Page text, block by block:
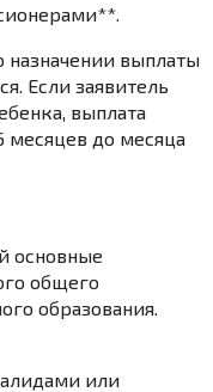
назначении выплаты
Если заявитель
выплата
месяцев до месяца
основные
общего
образования.
или